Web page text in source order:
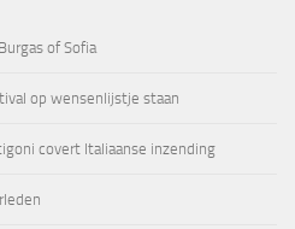
of Sofia
op wensenlijstje staan
covert Italiaanse inzending